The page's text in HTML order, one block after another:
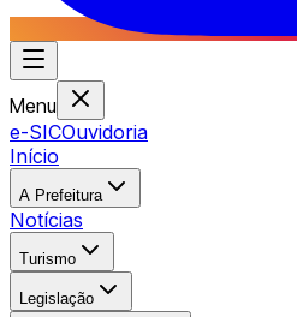
Menu
e-SICOuvidoria
Início
A Prefeitura
Notícias
Turismo
Legislação